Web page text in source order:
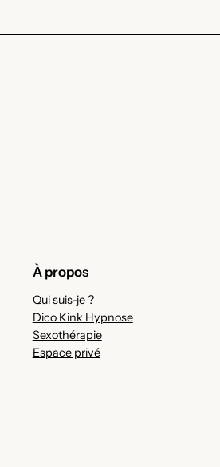
À propos
Qui suis-je ?
Dico Kink Hypnose
Sexothérapie
Espace privé